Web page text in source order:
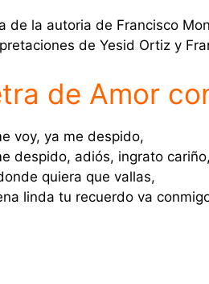
de la autoria de Francisco
de Yesid Ortiz y
de Amor
voy, ya me despido,
despido, adiós, ingrato cariño,
quiera que vallas,
linda tu recuerdo va